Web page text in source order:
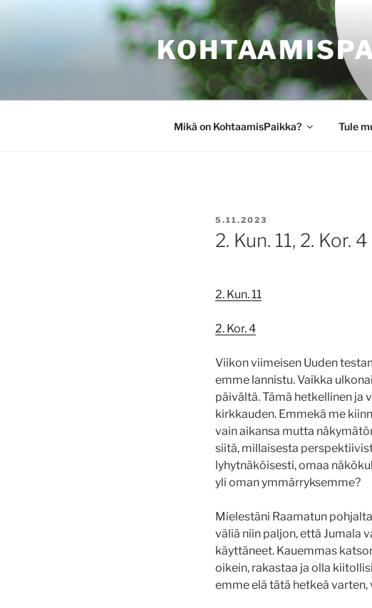
Mikä on KohtaamisPaikka? Tule
JULKAISTU
5.11.2023
2. Kun. 11, 2. Kor. 4
2. Kun. 11
2. Kor. 4
Viikon viimeisen Uuden
emme lannistu. Vaikka
päivältä.Tämä hetkellinen ja
kirkkauden. Emmekä me
vain aikansa mutta
siitä, millaisesta
lyhytnäköisesti, omaa
yli oman ymmärryksemme?
Mielestäni Raamatun
väliä niin paljon, että Jumala
käyttäneet. Kauemmas
oikein, rakastaa ja olla
emme elä tätä hetkeä